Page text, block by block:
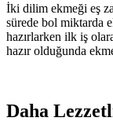
İki dilim ekmeği eş
sürede bol miktarda
hazırlarken ilk iş
hazır olduğunda
Daha